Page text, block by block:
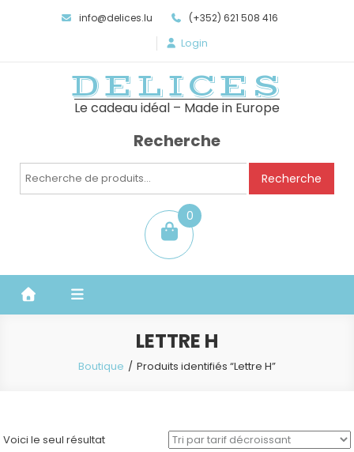
info@delices.lu (+352) 621 508 416
Login
DELICES
Le cadeau idéal – Made in Europe
Recherche
Recherche
Recherche
0
item
LETTRE H
Boutique Produits identifiés “Lettre H”
Voici le seul résultat